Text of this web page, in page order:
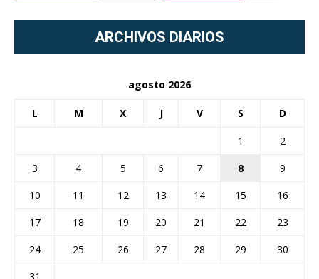
ARCHIVOS DIARIOS
agosto 2026
L M X J V S D
1
2
3
4 5 6 7 8
9
10
11 12 13 14 15
16
17
18 19 20 21 22
23
24
25 26 27 28 29
30
31